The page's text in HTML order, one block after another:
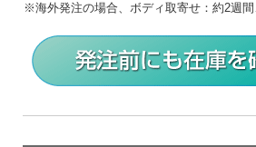
※海外発注の場合、ボディ取寄せ：約2週間